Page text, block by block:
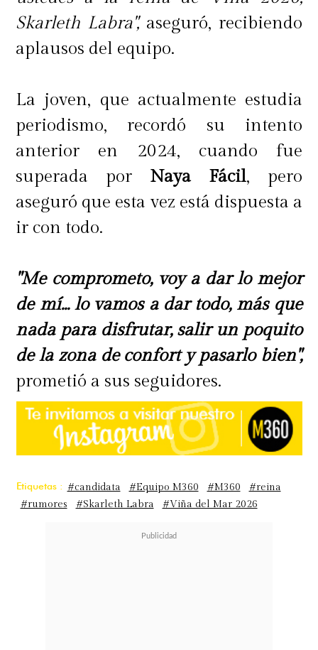
Skarleth Labra",aseguró, recibiendo
aplausos del equipo.
La joven, que actualmente estudia
periodismo, recordó su intento
anterior en 2024, cuando fue
superada por Naya Fácil, pero
aseguró que esta vez está dispuesta a
ir con todo.
"Me comprometo, voy a dar lo mejor
de mí... lo vamos a dar todo, más que
nada para disfrutar, salir un poquito
de la zona de confort y pasarlo bien",
prometió a sus seguidores.
Etiquetas : #candidata #Equipo M360 #M360
#reina
#rumores
#Skarleth Labra #Viña del Mar 2026